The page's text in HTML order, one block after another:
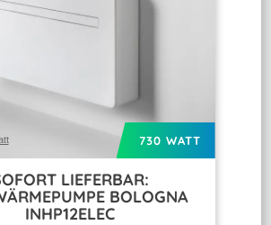
730 WATT
LIEFERBAR:
BOLOGNA
INHP12ELEC